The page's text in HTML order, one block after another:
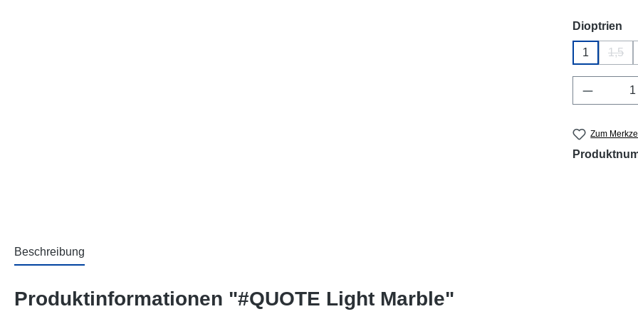
Dioptrien
1 1,5
Zum
Beschreibung
Produktinformationen "#QUOTE Light Marble"